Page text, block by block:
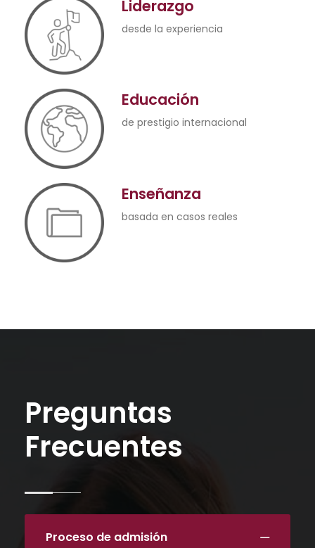
Liderazgo
desde la experiencia
Educación
de prestigio internacional
Enseñanza
basada en casos reales
Preguntas
Frecuentes
Proceso de admisión